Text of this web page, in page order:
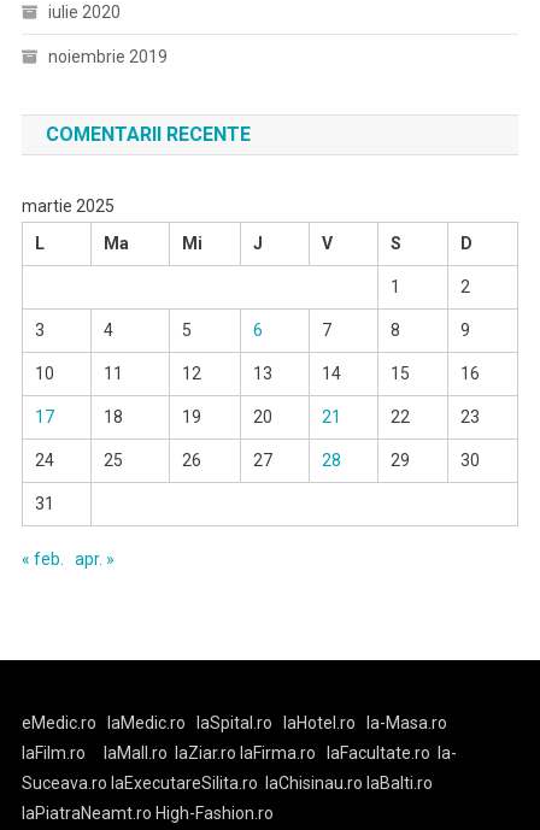
iulie 2020
noiembrie 2019
COMENTARII RECENTE
martie 2025
L
Ma Mi J V S D
1 2
3 4 5 6 7 8 9
10 11 12 13 14 15 16
17 18 19 20 21 22 23
24 25 26 27 28 29 30
31
« feb. apr. »
eMedic.ro laMedic.ro laSpital.ro laHotel.ro
la-Masa.ro
laFilm.ro
laMall.ro laZiar.ro laFirma.ro laFacultate.ro
la-
Suceava.ro laExecutareSilita.ro laChisinau.ro laBalti.ro
laPiatraNeamt.ro High-Fashion.ro